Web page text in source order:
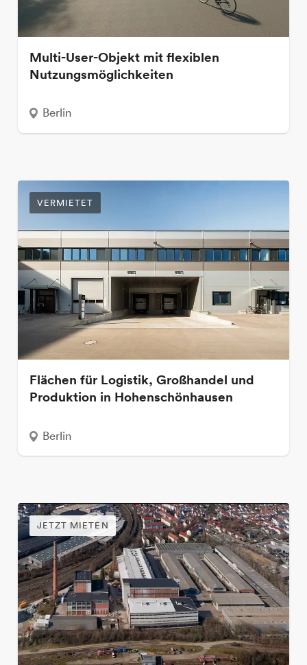
Multi-User-Objekt mit flexiblen
Nutzungsmöglichkeiten
Berlin
VERMIETET
Flächen für Logistik, Großhandel und
Produktion in Hohenschönhausen
Berlin
JETZT MIETEN